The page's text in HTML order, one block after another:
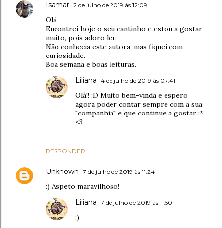
Isamar 2 de julho de 2019 às 12:09
Olá,
Encontrei hoje o seu cantinho e estou a gostar
muito, pois adoro ler.
Não conhecia este autora, mas fiquei com
curiosidade.
Boa semana e boas leituras.
RESPONDER
Liliana 4 de julho de 2019 às 07:41
Olá!! :D Muito bem-vinda e espero
agora poder contar sempre com a sua
"companhia" e que continue a gostar :*
<3
Unknown 7 de julho de 2019 às 11:24
:) Aspeto maravilhoso!
Liliana 7 de julho de 2019 às 11:50
:)